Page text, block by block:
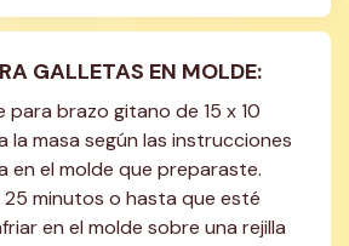
GALLETAS EN MOLDE:
para brazo gitano de 15 x 10
la masa según las instrucciones
en el molde que preparaste.
minutos o hasta que esté
en el molde sobre una rejilla